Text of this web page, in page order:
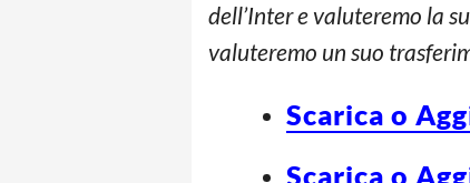
dell’Inter e valuteremo la
valuteremo un suo
Scarica o
Scarica o